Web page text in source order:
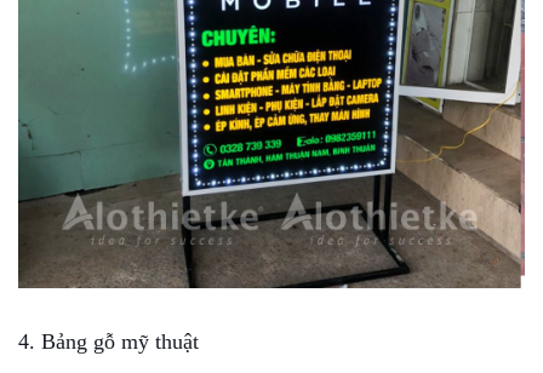
4. Bảng gỗ mỹ thuật